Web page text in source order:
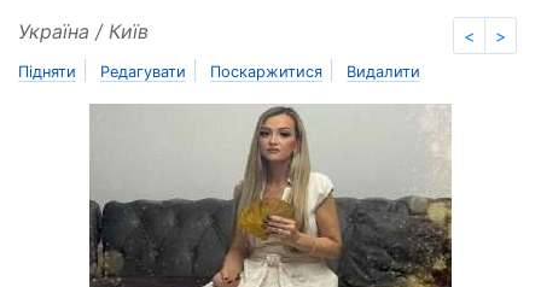
< >
Україна / Київ
Підняти Редагувати Поскаржитися Видалити